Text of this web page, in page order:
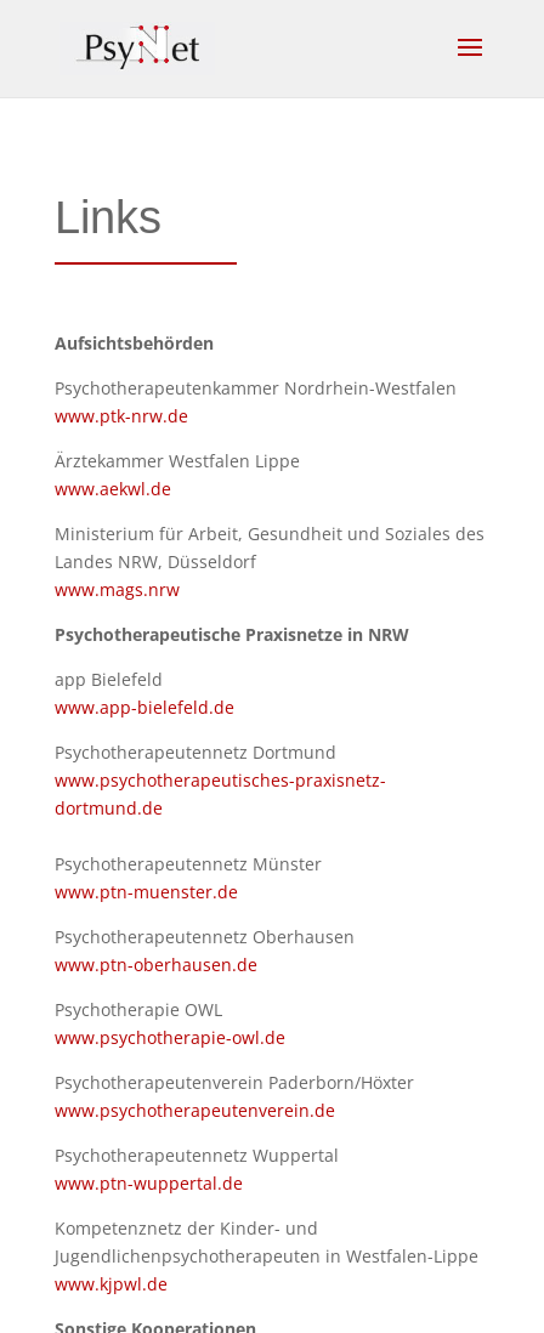
Links
Aufsichtsbehörden
Psychotherapeutenkammer Nordrhein-Westfalen
www.ptk-nrw.de
Ärztekammer Westfalen Lippe
www.aekwl.de
Ministerium für Arbeit, Gesundheit und Soziales des
Landes NRW, Düsseldorf
www.mags.nrw
Psychotherapeutische Praxisnetze in NRW
app Bielefeld
www.app-bielefeld.de
Psychotherapeutennetz Dortmund
www.psychotherapeutisches-praxisnetz-
dortmund.de
Psychotherapeutennetz Münster
www.ptn-muenster.de
Psychotherapeutennetz Oberhausen
www.ptn-oberhausen.de
Psychotherapie OWL
www.psychotherapie-owl.de
Psychotherapeutenverein Paderborn/Höxter
www.psychotherapeutenverein.de
Psychotherapeutennetz Wuppertal
www.ptn-wuppertal.de
Kompetenznetz der Kinder- und
Jugendlichenpsychotherapeuten in Westfalen-Lippe
www.kjpwl.de